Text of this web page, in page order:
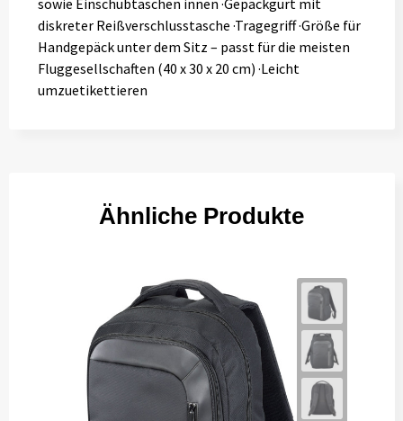
sowie Einschubtaschen innen ·Gepäckgurt mit
diskreter Reißverschlusstasche ·Tragegriff ·Größe für
Handgepäck unter dem Sitz – passt für die meisten
Fluggesellschaften (40 x 30 x 20 cm) ·Leicht
umzuetikettieren
Ähnliche Produkte